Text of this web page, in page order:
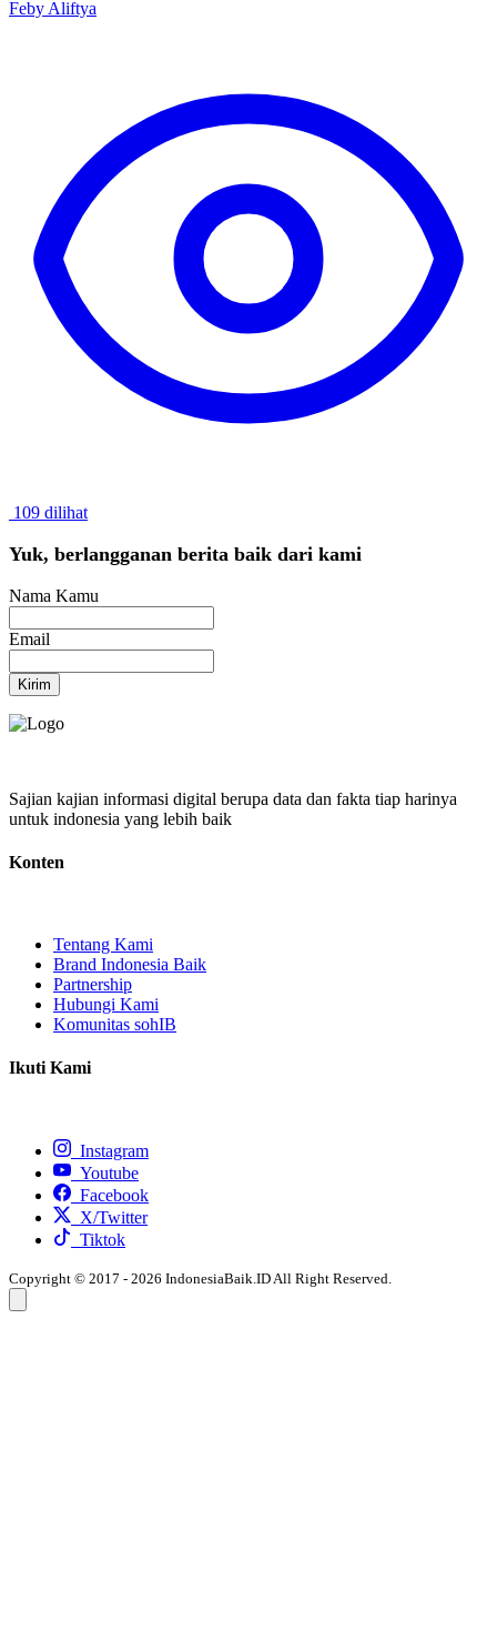
Feby Aliftya
109 dilihat
Yuk, berlangganan berita baik dari kami
Nama Kamu
Email
Kirim
Sajian kajian informasi digital berupa data dan fakta tiap harinya
untuk indonesia yang lebih baik
Konten
Tentang Kami
Brand Indonesia Baik
Partnership
Hubungi Kami
Komunitas sohIB
Ikuti Kami
Instagram
Youtube
Facebook
X/Twitter
Tiktok
Copyright © 2017 - 2026 IndonesiaBaik.ID All Right Reserved.